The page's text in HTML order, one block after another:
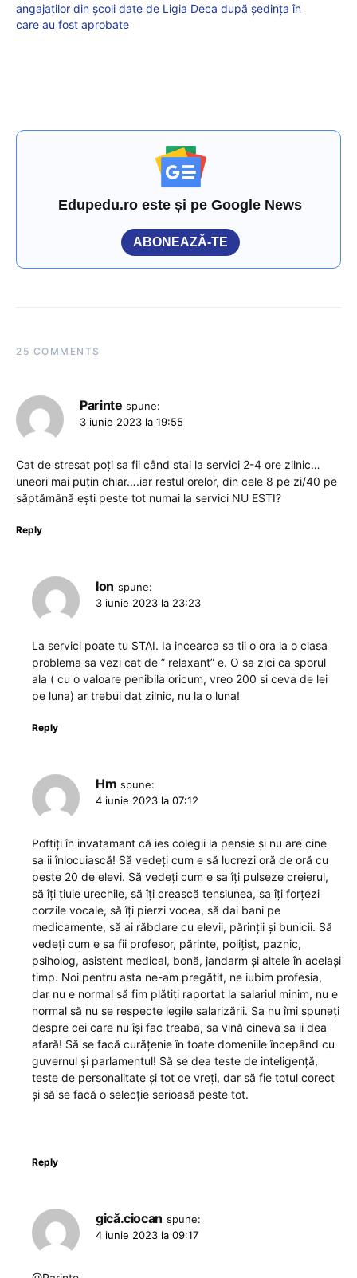
angajaților din școli date de Ligia Deca după ședința în
care au fost aprobate
Edupedu.ro este și pe Google News
ABONEAZĂ-TE
25 COMMENTS
Parinte spune:
3 iunie 2023 la 19:55
Cat de stresat poți sa fii când stai la servici 2-4 ore zilnic…
uneori mai puțin chiar….iar restul orelor, din cele 8 pe zi/40 pe
săptămână ești peste tot numai la servici NU ESTI?
Reply
Ion spune:
3 iunie 2023 la 23:23
La servici poate tu STAI. Ia incearca sa tii o ora la o clasa
problema sa vezi cat de ” relaxant” e. O sa zici ca sporul
ala ( cu o valoare penibila oricum, vreo 200 si ceva de lei
pe luna) ar trebui dat zilnic, nu la o luna!
Reply
Hm spune:
4 iunie 2023 la 07:12
Poftiți în invatamant că ies colegii la pensie și nu are cine
sa ii înlocuiască! Să vedeți cum e să lucrezi oră de oră cu
peste 20 de elevi. Să vedeți cum e sa îți pulseze creierul,
să îți țiuie urechile, să îți crească tensiunea, sa îți forțezi
corzile vocale, să îți pierzi vocea, să dai bani pe
medicamente, să ai răbdare cu elevii, părinții și bunicii. Să
vedeți cum e sa fii profesor, părinte, polițist, paznic,
psiholog, asistent medical, bonă, jandarm și altele în același
timp. Noi pentru asta ne-am pregătit, ne iubim profesia,
dar nu e normal să fim plătiți raportat la salariul minim, nu e
normal să nu se respecte legile salarizării. Sa nu îmi spuneți
despre cei care nu își fac treaba, sa vină cineva sa ii dea
afară! Să se facă curățenie în toate domeniile începând cu
guvernul și parlamentul! Să se dea teste de inteligență,
teste de personalitate și tot ce vreți, dar să fie totul corect
și să se facă o selecție serioasă peste tot.
Reply
gică.ciocan spune:
4 iunie 2023 la 09:17